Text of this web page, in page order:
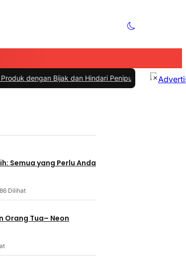
Bijak dan Hindari Penipuan|#4 -Tips Memilih
Semua yang Perlu Anda
Dilihat
Orang Tua– Neon
×